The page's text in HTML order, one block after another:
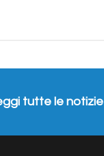
tutte le notizie